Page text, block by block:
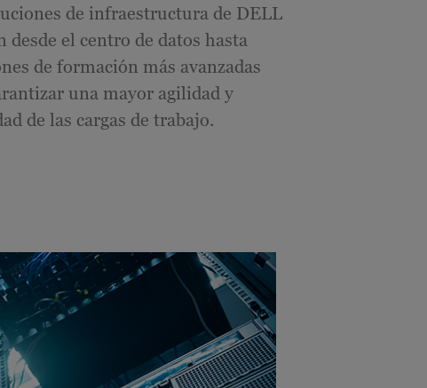
de infraestructura de DELL
desde el centro de datos hasta
de formación más avanzadas
una mayor agilidad y
de las cargas de trabajo.